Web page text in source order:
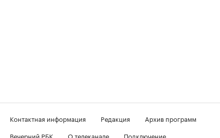
Контактная информация Редакция
Архив программ
Вечерний РБК
О телеканале
Подключение